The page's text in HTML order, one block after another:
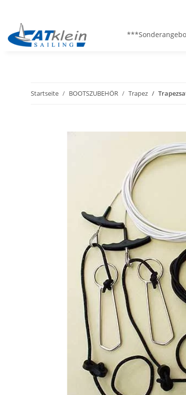
Startseite BOOTSZUBEHÖR Trapez